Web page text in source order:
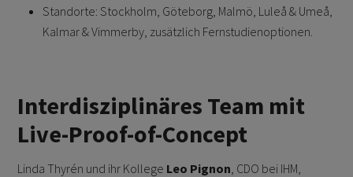
Standorte: Stockholm, Göteborg, Malmö, Luleå & Umeå,
Kalmar & Vimmerby, zusätzlich Fernstudienoptionen.
Interdisziplinäres Team mit
Live-Proof-of-Concept
Linda Thyrén und ihr Kollege Leo Pignon , CDO bei IHM,